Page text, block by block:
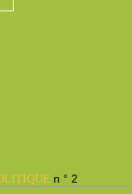
n ° 2